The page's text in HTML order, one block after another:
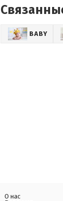
BABY
О нас